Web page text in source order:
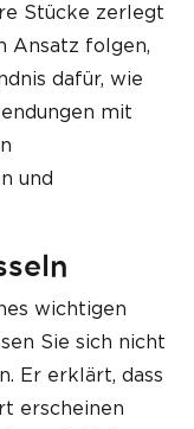
Stücke zerlegt
Ansatz folgen,
dafür, wie
mit
und
wichtigen
Sie sich nicht
Er erklärt, dass
erscheinen